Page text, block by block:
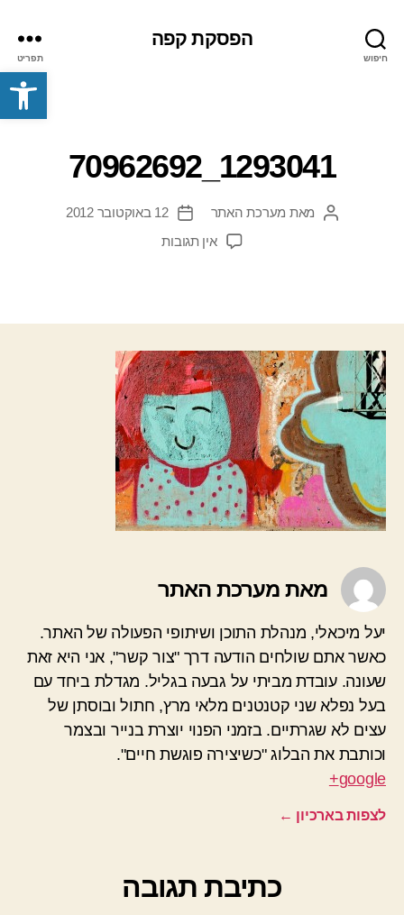
פתח סרגל נגישות
חיפוש
הפסקת קפה
תפריט
1293041_70962692
המחבר
מאת מערכת האתר
תאריך
12 באוקטובר 2012
אין תגובותעל
מאת מערכת האתר
יעל מיכאלי, מנהלת התוכן ושיתופי הפעולה של האתר.
כאשר אתם שולחים הודעה דרך "צור קשר", אני היא זאת
שעונה. עובדת מביתי על גבעה בגליל. מגדלת ביחד עם
בעל נפלא שני קטנטנים מלאי מרץ, חתול ובוסתן של
עצים לא שגרתיים. בזמני הפנוי יוצרת בנייר ובצמר
וכותבת את הבלוג "כשיצירה פוגשת חיים".
google+
לצפות בארכיון ←
כתיבת תגובה